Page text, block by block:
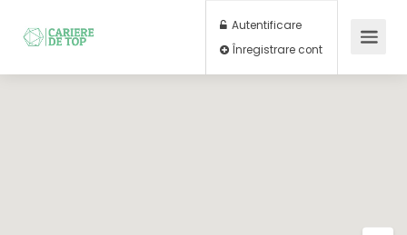
Autentificare
Înregistrare cont